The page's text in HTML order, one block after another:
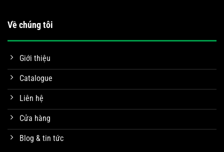
Về chúng tôi
Giới thiệu
Catalogue
Liên hệ
Cửa hàng
Blog & tin tức